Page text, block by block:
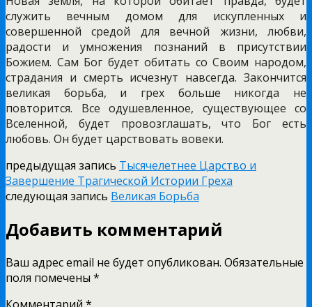
служить вечным домом для искупленных и
совершенной средой для вечной жизни, любви,
радости и умножения познаний в присутствии
Божием. Сам Бог будет обитать со Своим народом,
страдания и смерть исчезнут навсегда. Закончится
великая борьба, и грех больше никогда не
повторится. Все одушевленное, существующее со
Вселенной, будет провозглашать, что Бог есть
любовь. Он будет царствовать вовеки.
предыдущая запись Тысячелетнее Царство и
Завершение Трагической Истории Греха
следующая запись Великая Борьба
Добавить комментарий
Ваш адрес email не будет опубликован. Обязательные
поля помечены *